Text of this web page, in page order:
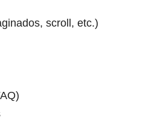
scroll, etc.)